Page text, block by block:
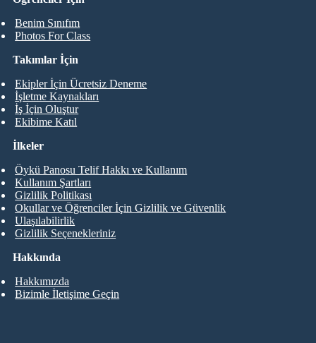
Benim Sınıfım
Photos For Class
Takımlar İçin
Ekipler İçin Ücretsiz Deneme
İşletme Kaynakları
İş İçin Oluştur
Ekibime Katıl
Hakkında
Hakkımızda
Bizimle İletişime Geçin
İlkeler
Öykü Panosu Telif Hakkı ve Kullanım
Kullanım Şartları
Gizlilik Politikası
Okullar ve Öğrenciler İçin Gizlilik ve Güvenlik
Ulaşılabilirlik
Gizlilik Seçenekleriniz